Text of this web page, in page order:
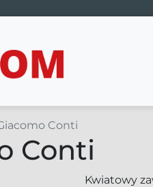
Conti
Conti
Kwiatowy